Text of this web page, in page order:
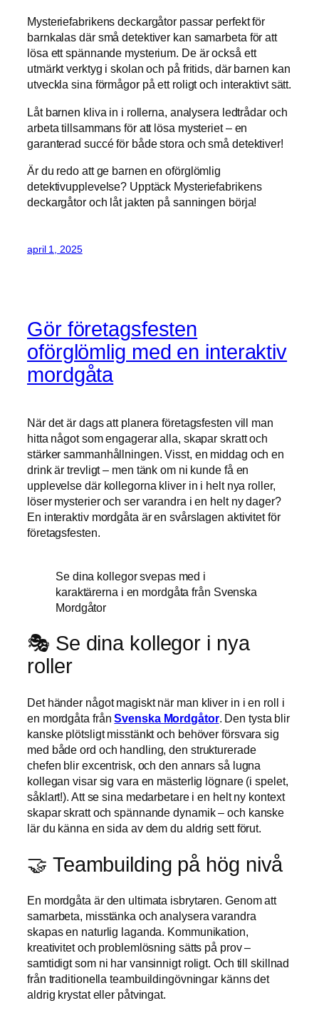
Mysteriefabrikens deckargåtor passar perfekt för
barnkalas där små detektiver kan samarbeta för att
lösa ett spännande mysterium. De är också ett
utmärkt verktyg i skolan och på fritids, där barnen kan
utveckla sina förmågor på ett roligt och interaktivt sätt.
Låt barnen kliva in i rollerna, analysera ledtrådar och
arbeta tillsammans för att lösa mysteriet – en
garanterad succé för både stora och små detektiver!
Är du redo att ge barnen en oförglömlig
detektivupplevelse? Upptäck Mysteriefabrikens
deckargåtor och låt jakten på sanningen börja!
april 1, 2025
Gör företagsfesten
oförglömlig med en interaktiv
mordgåta
När det är dags att planera företagsfesten vill man
hitta något som engagerar alla, skapar skratt och
stärker sammanhållningen. Visst, en middag och en
drink är trevligt – men tänk om ni kunde få en
upplevelse där kollegorna kliver in i helt nya roller,
löser mysterier och ser varandra i en helt ny dager?
En interaktiv mordgåta är en svårslagen aktivitet för
företagsfesten.
Se dina kollegor svepas med i
karaktärerna i en mordgåta från Svenska
Mordgåtor
🎭 Se dina kollegor i nya
roller
Det händer något magiskt när man kliver in i en roll i
en mordgåta frånSvenska Mordgåtor. Den tysta blir
kanske plötsligt misstänkt och behöver försvara sig
med både ord och handling, den strukturerade
chefen blir excentrisk, och den annars så lugna
kollegan visar sig vara en mästerlig lögnare (i spelet,
såklart!). Att se sina medarbetare i en helt ny kontext
skapar skratt och spännande dynamik – och kanske
lär du känna en sida av dem du aldrig sett förut.
🤝 Teambuilding på hög nivå
En mordgåta är den ultimata isbrytaren. Genom att
samarbeta, misstänka och analysera varandra
skapas en naturlig laganda. Kommunikation,
kreativitet och problemlösning sätts på prov –
samtidigt som ni har vansinnigt roligt. Och till skillnad
från traditionella teambuildingövningar känns det
aldrig krystat eller påtvingat.